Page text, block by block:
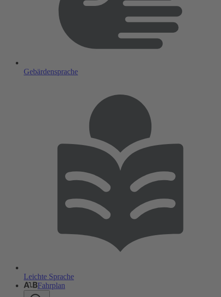
Gebärdensprache
Leichte Sprache
Fahrplan